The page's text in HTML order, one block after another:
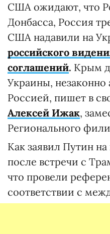
США ожидают, что
Донбасса, Россия
США надавили на
российского
соглашений. Крым
Украины, незаконно
Россией, пишет в
Алексей Ижак,
Регионального
Как заявил Путин
после встречи с
что провели
соответствии с